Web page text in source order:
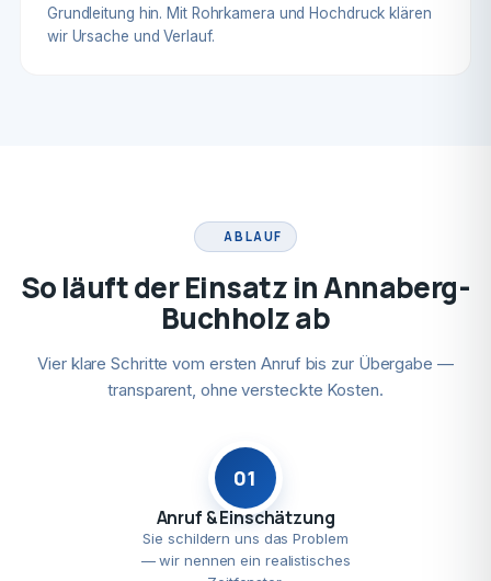
Grundleitung hin. Mit Rohrkamera und Hochdruck klären
wir Ursache und Verlauf.
ABLAUF
So läuft der Einsatz in Annaberg-
Buchholz ab
Vier klare Schritte vom ersten Anruf bis zur Übergabe —
transparent, ohne versteckte Kosten.
01
Anruf & Einschätzung
Sie schildern uns das Problem
— wir nennen ein realistisches